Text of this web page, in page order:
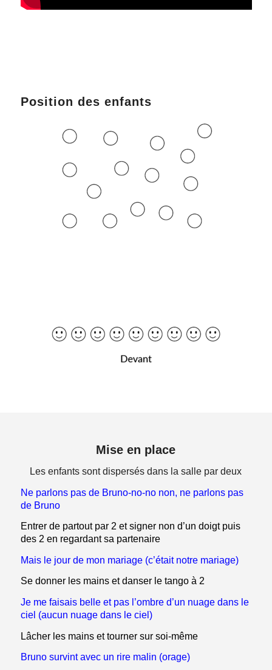
Position des enfants
Mise en place
Les enfants sont dispersés dans la salle par deux
Ne parlons pas de Bruno-no-no non, ne parlons pas
de Bruno
Entrer de partout par 2 et signer non d’un doigt puis
des 2 en regardant sa partenaire
Mais le jour de mon mariage (c’était notre mariage)
Se donner les mains et danser le tango à 2
Je me faisais belle et pas l’ombre d’un nuage dans le
ciel (aucun nuage dans le ciel)
Lâcher les mains et tourner sur soi-même
Bruno survint avec un rire malin (orage)